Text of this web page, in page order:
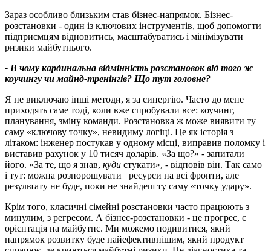
Зараз особливо близьким став бізнес-напрямок. Бізнес-
розстановки - один із ключових інструментів, щоб допомогти
підприємцям відновитись, масштабуватись і мінімізувати
ризики майбутнього.
- В чому кардинальна відмінність розстановок від того ж
коучингу чи майнд-тренінгів? Що тут головне?
Я не виключаю інші методи, я за синергію. Часто до мене
приходять саме тоді, коли вже спробували все: коучинг,
планування, зміну команди. Розстановка ж може виявити ту
саму «ключову точку», невидиму логіці. Це як історія з
літаком: інженер постукав у одному місці, виправив поломку і
виставив рахунок у 10 тисяч доларів. «За що?» - запитали
його. «За те, що я знав, куди стукати», - відповів він. Так само
і тут: можна розпорошувати ресурси на всі фронти, але
результату не буде, поки не знайдеш ту саму «точку удару».
Крім того, класичні сімейні розстановки часто працюють з
минулим, з регресом. А бізнес-розстановки - це прогрес, є
орієнтація на майбутнє. Ми можемо подивитися, який
напрямок розвитку буде найефективнішим, який продукт